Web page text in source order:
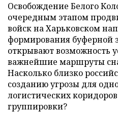
Освобождение Белого
очередным этапом
войск на Харьковском
формирования буферной
открывают возможность
важнейшие маршруты
Насколько близко
созданию угрозы для
логистических
группировки?